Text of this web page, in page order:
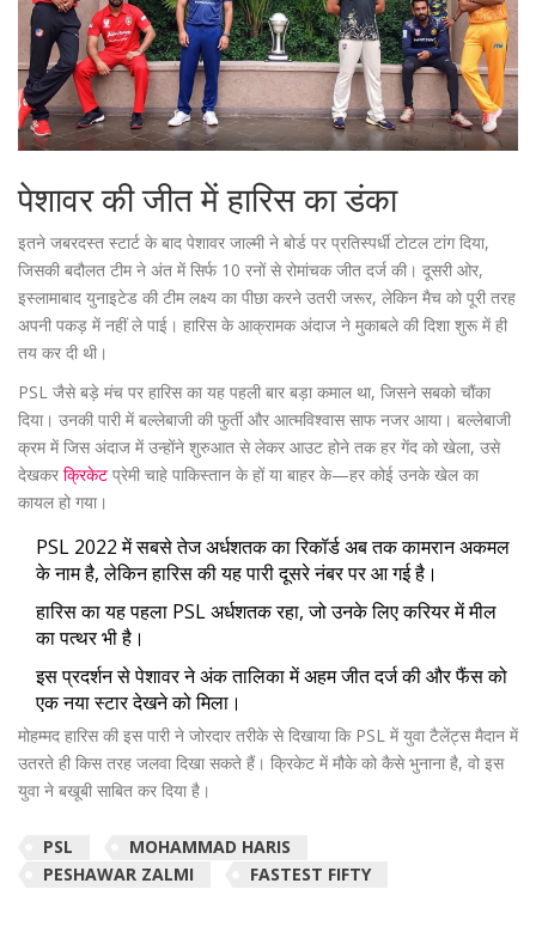
पेशावर की जीत में हारिस का डंका
इतने जबरदस्त स्टार्ट के बाद पेशावर जाल्मी ने बोर्ड पर प्रतिस्पर्धी टोटल टांग दिया,
जिसकी बदौलत टीम ने अंत में सिर्फ 10 रनों से रोमांचक जीत दर्ज की। दूसरी ओर,
इस्लामाबाद युनाइटेड की टीम लक्ष्य का पीछा करने उतरी जरूर, लेकिन मैच को पूरी तरह
अपनी पकड़ में नहीं ले पाई। हारिस के आक्रामक अंदाज ने मुकाबले की दिशा शुरू में ही
तय कर दी थी।
PSL जैसे बड़े मंच पर हारिस का यह पहली बार बड़ा कमाल था, जिसने सबको चौंका
दिया। उनकी पारी में बल्लेबाजी की फुर्ती और आत्मविश्वास साफ नजर आया। बल्लेबाजी
क्रम में जिस अंदाज में उन्होंने शुरुआत से लेकर आउट होने तक हर गेंद को खेला, उसे
देखकर क्रिकेट प्रेमी चाहे पाकिस्तान के हों या बाहर के—हर कोई उनके खेल का
कायल हो गया।
PSL 2022 में सबसे तेज अर्धशतक का रिकॉर्ड अब तक कामरान अकमल
के नाम है, लेकिन हारिस की यह पारी दूसरे नंबर पर आ गई है।
हारिस का यह पहला PSL अर्धशतक रहा, जो उनके लिए करियर में मील
का पत्थर भी है।
इस प्रदर्शन से पेशावर ने अंक तालिका में अहम जीत दर्ज की और फैंस को
एक नया स्टार देखने को मिला।
मोहम्मद हारिस की इस पारी ने जोरदार तरीके से दिखाया कि PSL में युवा टैलेंट्स मैदान में
उतरते ही किस तरह जलवा दिखा सकते हैं। क्रिकेट में मौके को कैसे भुनाना है, वो इस
युवा ने बखूबी साबित कर दिया है।
PSL
MOHAMMAD HARIS
PESHAWAR ZALMI
FASTEST FIFTY